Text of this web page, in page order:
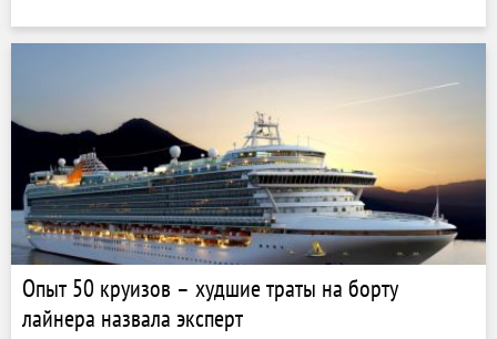
Опыт 50 круизов – худшие траты на борту
лайнера назвала эксперт